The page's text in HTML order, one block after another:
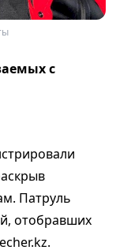
с
Патруль
отобравших